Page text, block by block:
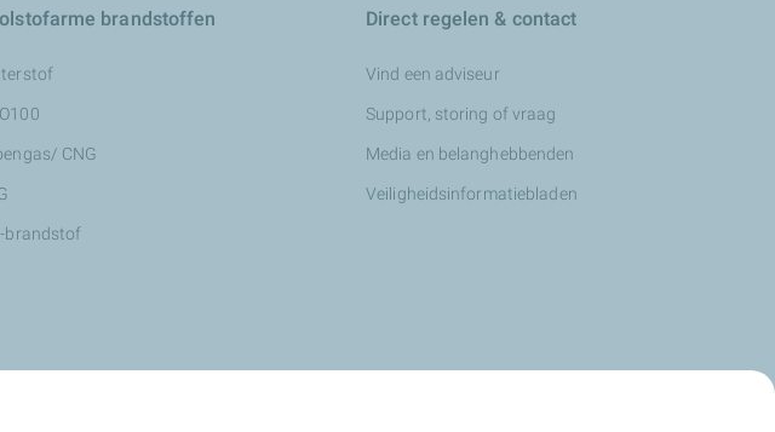
brandstoffen
CNG
brandstof
Direct regelen & contact
Vind een adviseur
Support, storing of vraag
Media en belanghebbenden
Veiligheidsinformatiebladen